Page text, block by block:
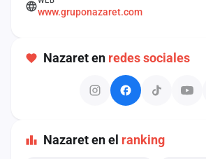
www.gruponazaret.com
Nazaret en redes sociales
Nazaret en el ranking
cuenta